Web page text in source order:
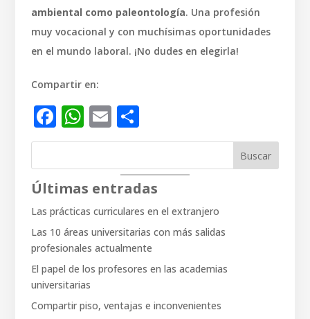
ambiental como paleontología. Una profesión
muy vocacional y con muchísimas oportunidades
en el mundo laboral. ¡No dudes en elegirla!
Compartir en:
Facebook
WhatsApp
EmailCompartir
Buscar
Últimas entradas
Las prácticas curriculares en el extranjero
Las 10 áreas universitarias con más salidas
profesionales actualmente
El papel de los profesores en las academias
universitarias
Compartir piso, ventajas e inconvenientes